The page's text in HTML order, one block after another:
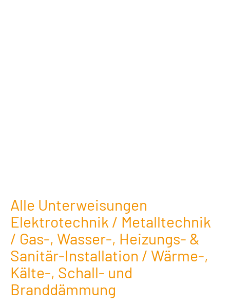
Alle Unterweisungen
Elektrotechnik / Metalltechnik
/ Gas-, Wasser-, Heizungs- &
Sanitär-Installation / Wärme-,
Kälte-, Schall- und
Branddämmung